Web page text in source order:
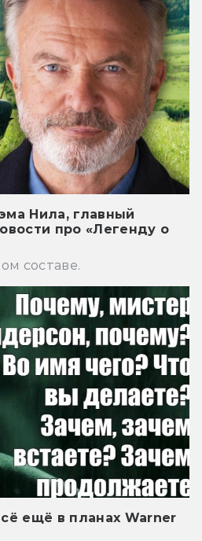
Нила, главный
про «Легенду о
составе.
ещё в планах Warner